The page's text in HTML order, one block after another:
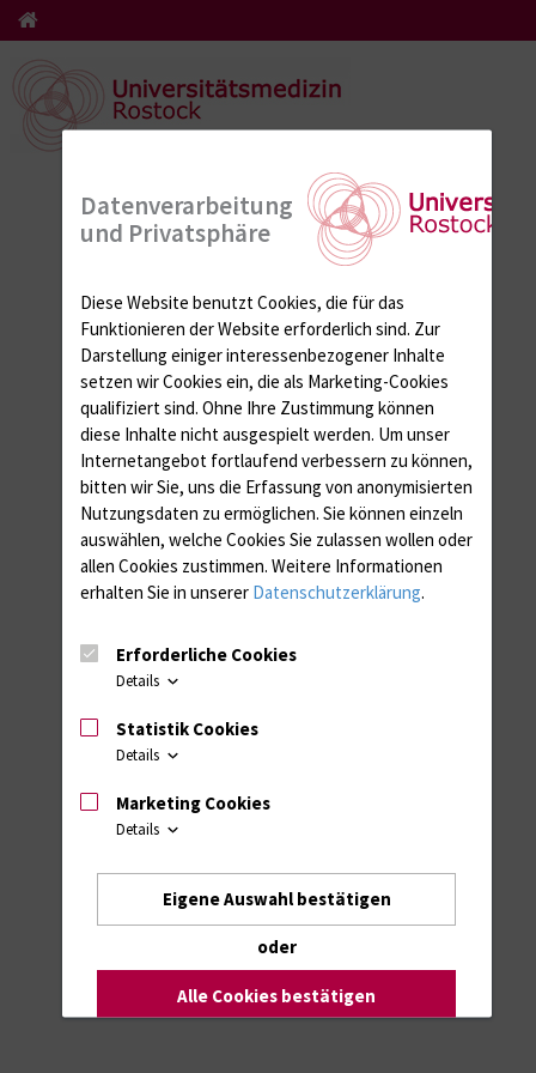
Datenverarbeitung
und Privatsphäre
Diese Website benutzt Cookies, die für das
Funktionieren der Website erforderlich sind. Zur
Darstellung einiger interessenbezogener Inhalte
setzen wir Cookies ein, die als Marketing-Cookies
qualifiziert sind. Ohne Ihre Zustimmung können
diese Inhalte nicht ausgespielt werden. Um unser
Internetangebot fortlaufend verbessern zu können,
bitten wir Sie, uns die Erfassung von anonymisierten
Nutzungsdaten zu ermöglichen. Sie können einzeln
auswählen, welche Cookies Sie zulassen wollen oder
allen Cookies zustimmen. Weitere Informationen
erhalten Sie in unserer Datenschutzerklärung.
Erforderliche Cookies
Details
Statistik Cookies
Details
Marketing Cookies
Details
Eigene Auswahl bestätigen
oder
Alle Cookies bestätigen